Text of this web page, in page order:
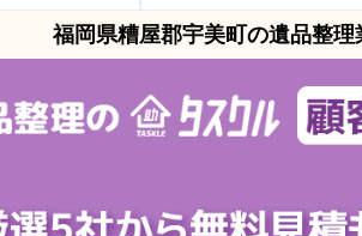
福岡県糟屋郡宇美町の遺品整理